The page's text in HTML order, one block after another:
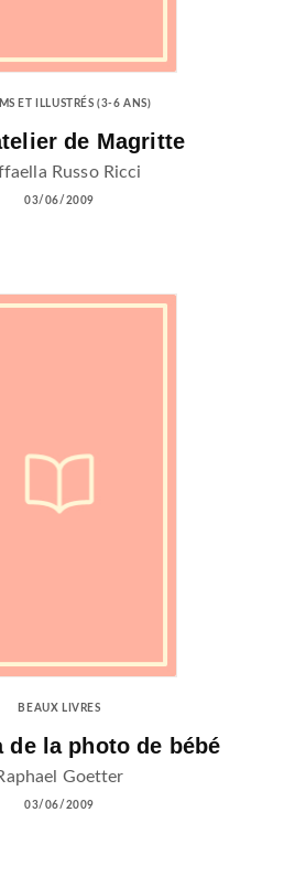
ET ILLUSTRÉS (3-6 ANS)
de Magritte
Russo Ricci
03/06/2009
BEAUX LIVRES
de la photo de bébé
Goetter
03/06/2009